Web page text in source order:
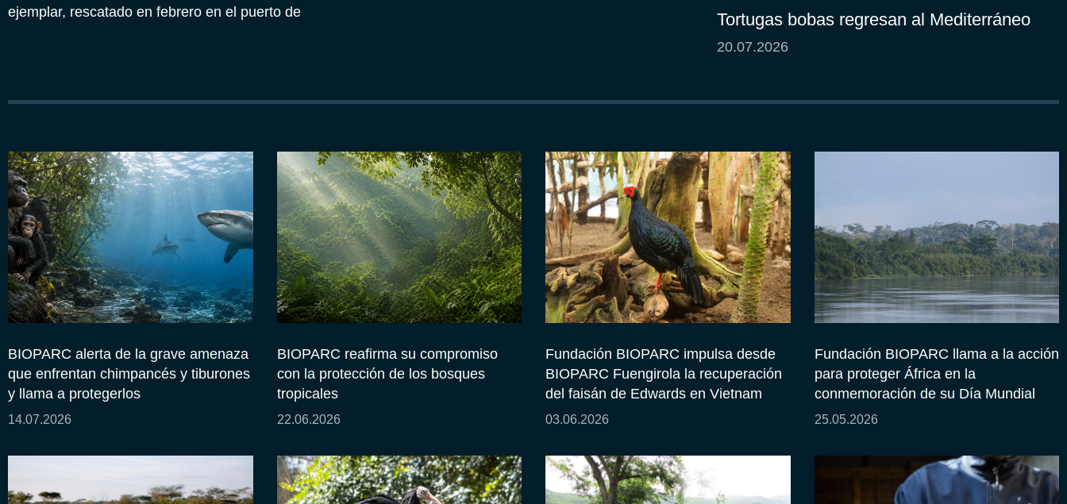
ejemplar, rescatado en febrero en el puerto de
Tortugas bobas regresan al Mediterráneo
20.07.2026
BIOPARC alerta de la grave amenaza
que enfrentan chimpancés y tiburones
y llama a protegerlos
14.07.2026
BIOPARC reafirma su compromiso
con la protección de los bosques
tropicales
22.06.2026
Fundación BIOPARC impulsa desde
BIOPARC Fuengirola la recuperación
del faisán de Edwards en Vietnam
03.06.2026
Fundación BIOPARC llama a la acción
para proteger África en la
conmemoración de su Día Mundial
25.05.2026